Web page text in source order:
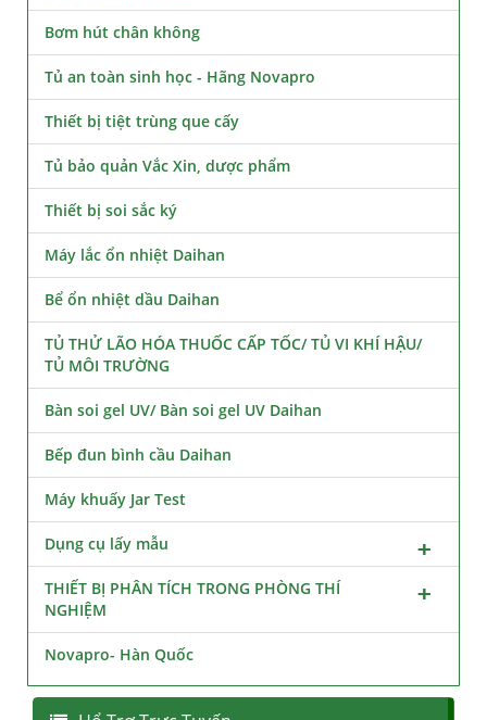
Bơm hút chân không
Tủ an toàn sinh học - Hãng Novapro
Thiết bị tiệt trùng que cấy
Tủ bảo quản Vắc Xin, dược phẩm
Thiết bị soi sắc ký
Máy lắc ổn nhiệt Daihan
Bể ổn nhiệt dầu Daihan
TỦ THỬ LÃO HÓA THUỐC CẤP TỐC/ TỦ VI KHÍ HẬU/
TỦ MÔI TRƯỜNG
Bàn soi gel UV/ Bàn soi gel UV Daihan
Bếp đun bình cầu Daihan
Máy khuấy Jar Test
Dụng cụ lấy mẫu
THIẾT BỊ PHÂN TÍCH TRONG PHÒNG THÍ
NGHIỆM
Novapro- Hàn Quốc